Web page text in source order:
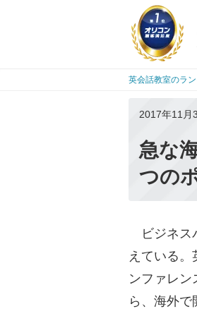
英会話教室のラ
2017年11月
急な
つの
ビジネス
えている
ンファレン
ら、海外